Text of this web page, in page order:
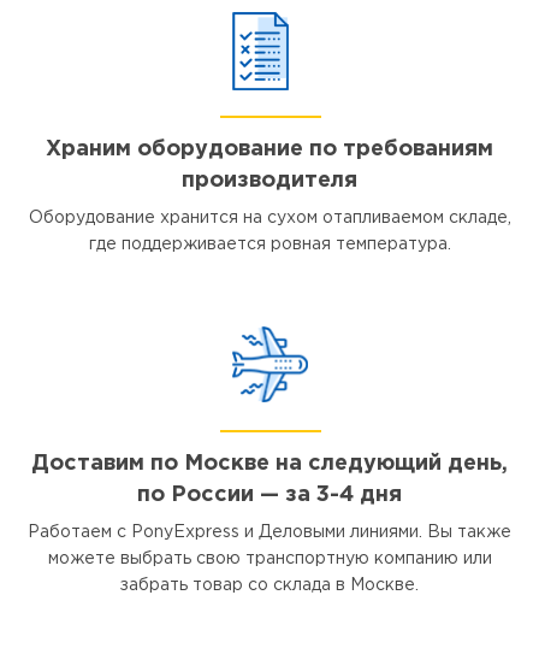
Храним оборудование по требованиям
производителя
Оборудование хранится на сухом отапливаемом складе,
где поддерживается ровная температура.
Доставим по Москве на следующий день,
по России — за 3-4 дня
Работаем с PonyExpress и Деловыми линиями. Вы также
можете выбрать свою транспортную компанию или
забрать товар со склада в Москве.